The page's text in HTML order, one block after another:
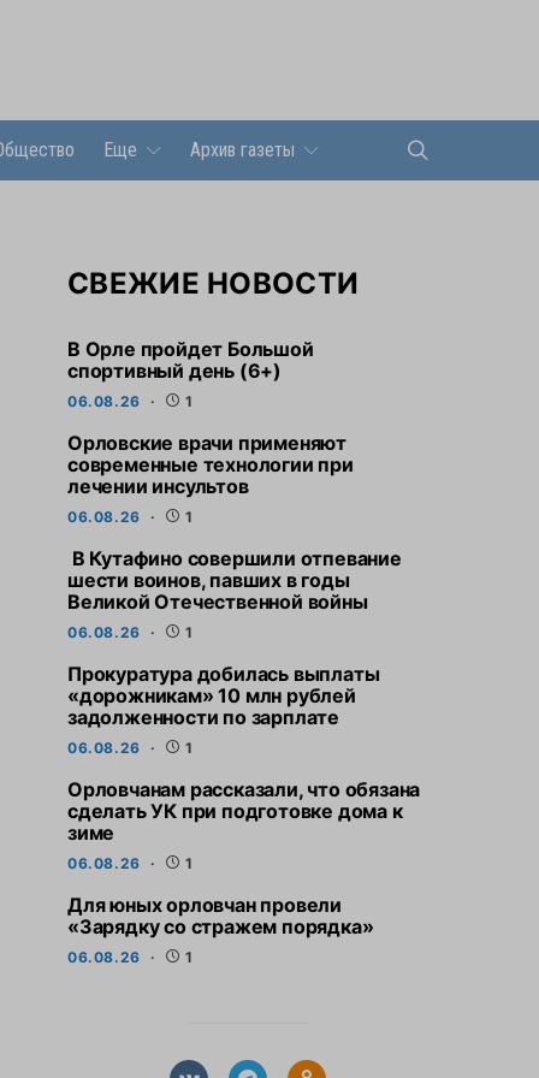
Еще Архив газеты
СВЕЖИЕ НОВОСТИ
В Орле пройдет Большой
спортивный день (6+)
06.08.26 1
Орловские врачи применяют
современные технологии при
лечении инсультов
06.08.26 1
В Кутафино совершили отпевание
шести воинов, павших в годы
Великой Отечественной войны
06.08.26 1
Прокуратура добилась выплаты
«дорожникам» 10 млн рублей
задолженности по зарплате
06.08.26 1
Орловчанам рассказали, что обязана
сделать УК при подготовке дома к
зиме
06.08.26 1
Для юных орловчан провели
«Зарядку со стражем порядка»
06.08.26 1